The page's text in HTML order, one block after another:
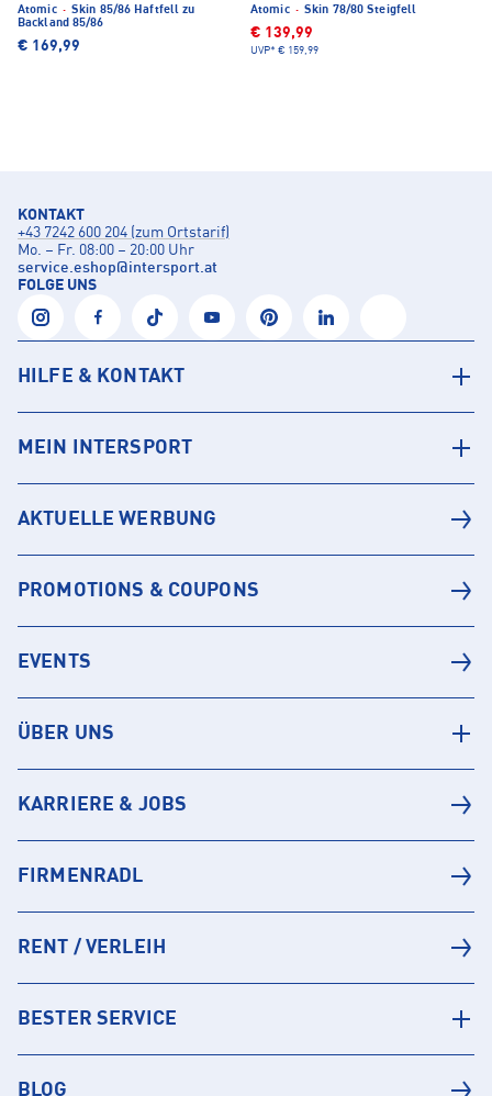
Atomic · Skin 85/86 Haftfell zu
Backland 85/86
€ 169,99
Atomic · Skin 78/80 Steigfell
€ 139,99
UVP* € 159,99
KONTAKT
+43 7242 600 204 (zum Ortstarif)
Mo. – Fr. 08:00 – 20:00 Uhr
service.eshop@intersport.at
FOLGE UNS
HILFE & KONTAKT
MEIN INTERSPORT
AKTUELLE WERBUNG
PROMOTIONS & COUPONS
EVENTS
ÜBER UNS
KARRIERE & JOBS
FIRMENRADL
RENT / VERLEIH
BESTER SERVICE
BLOG